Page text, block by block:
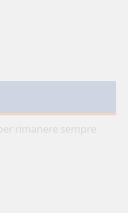
rimanere sempre